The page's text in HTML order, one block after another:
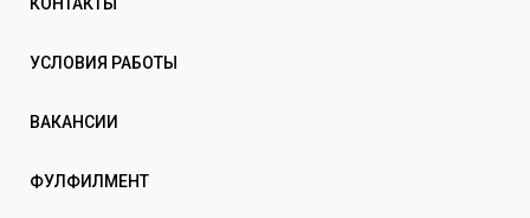
УСЛОВИЯ РАБОТЫ
ВАКАНСИИ
ФУЛФИЛМЕНТ